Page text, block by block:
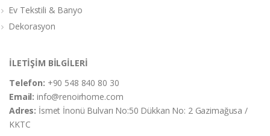
Ev Tekstili & Banyo
Dekorasyon
İLETİŞİM BİLGİLERİ
Telefon: +90 548 840 80 30
Email:info@renoirhome.com
Adres: İsmet İnonü Bulvarı No:50 Dükkan No: 2 Gazimağusa /
KKTC